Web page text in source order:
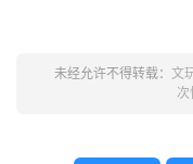
未经允许不得转载： 文